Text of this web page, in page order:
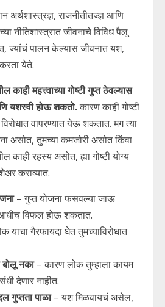
अर्थशास्त्रज्ञ, राजनीतीतज्ज्ञ आणि
नीतिशास्त्रात जीवनाचे विविध पैलू
ज्यांचं पालन केल्यास जीवनात यश,
येते.
काही महत्त्वाच्या गोष्टी गुप्त ठेवल्यास
यशस्वी होऊ शकतो.कारण काही गोष्टी
वापरण्यात येऊ शकतात. मग त्या
असोत, तुमच्या कमजोरी असोत किंवा
काही रहस्य असोत, ह्या गोष्टी योग्य
कराव्यात.
– गुप्त योजना फसवल्या जाऊ
विफल होऊ शकतात.
याचा गैरफायदा घेत तुमच्याविरोधात
बोलू नका– कारण लोक तुम्हाला कायम
देणार नाहीत.
गुप्तता पाळा– यश मिळवायचं असेल,